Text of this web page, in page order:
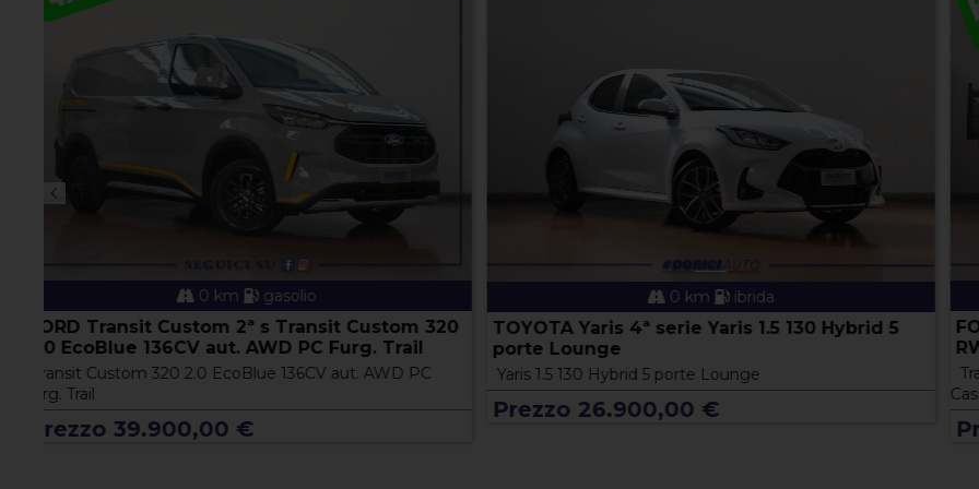
0 km ibrida
TOYOTA Yaris 4ª serie Yaris 1.5 130 Hybrid 5
porte Lounge
Yaris 1.5 130 Hybrid 5 porte Lounge
Prezzo 26.900,00 €
0 km gasolio
FORD Transit 2014 Transit 350 2.0 EcoB.130CV
RWD PM-RG Cas.Rib.Tril.Trend Scat
Transit 350 2.0 EcoB.130CV RWD PM-RG
Cas.Rib.Tril.Trend Scat
Prezzo 38.400,00 €